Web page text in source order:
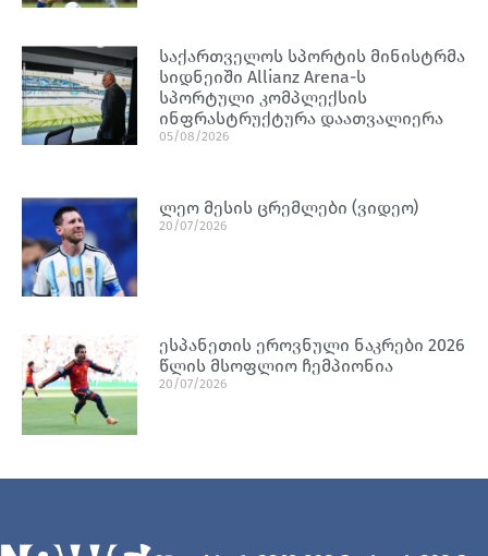
საქართველოს სპორტის მინისტრმა
სიდნეიში Allianz Arena-ს
სპორტული კომპლექსის
ინფრასტრუქტურა დაათვალიერა
05/08/2026
ლეო მესის ცრემლები (ვიდეო)
20/07/2026
ესპანეთის ეროვნული ნაკრები 2026
წლის მსოფლიო ჩემპიონია
20/07/2026